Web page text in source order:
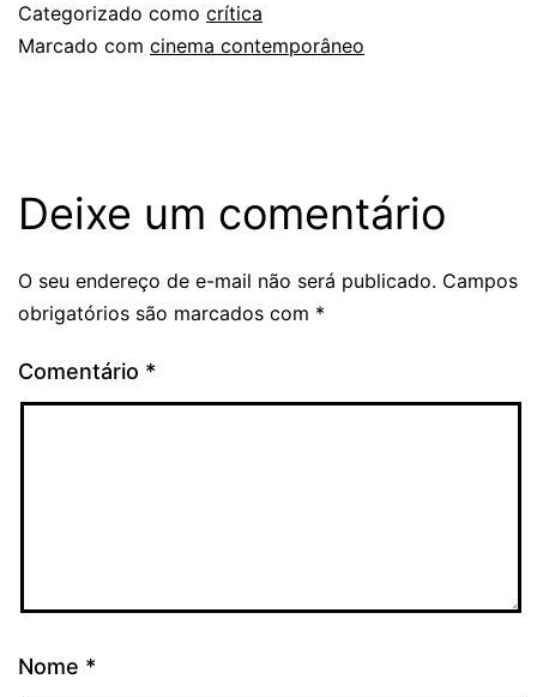
Categorizado como crítica
Marcado com cinema contemporâneo
Deixe um comentário
O seu endereço de e-mail não será publicado. Campos
obrigatórios são marcados com *
Comentário *
Nome *